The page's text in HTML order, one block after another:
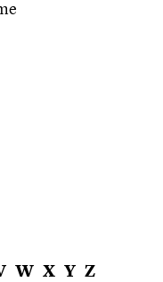
W X Y Z